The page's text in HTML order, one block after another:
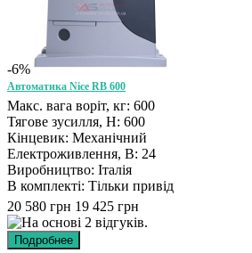
-6%
Автоматика Nice RB 600
Макс. вага воріт, кг: 600
Тягове зусилля, Н: 600
Кінцевик: Механічний
Електроживлення, В: 24
Виробництво: Італія
В комплекті: Тільки привід
20 580 грн 19 425 грн